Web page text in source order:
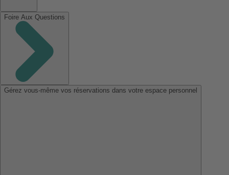
Foire Aux Questions
Gérez vous-même vos réservations dans votre espace personnel